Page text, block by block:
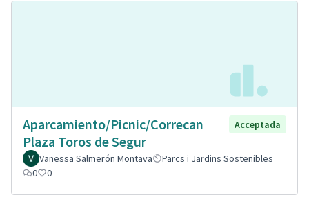
Aparcamiento/Picnic/Correcan
Plaza Toros de Segur
Acceptada
Vanessa Salmerón Montava
Parcs i Jardins Sostenibles
0
0